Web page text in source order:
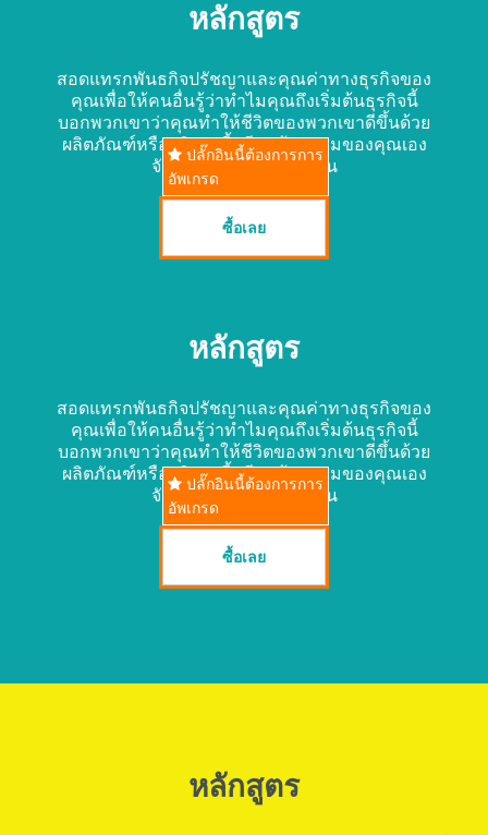
หลักสูตร
สอดแทรกพันธกิจปรัชญาและคุณค่าทางธุรกิจของ
คุณเพื่อให้คนอื่นรู้ว่าทำไมคุณถึงเริ่มต้นธุรกิจนี้
บอกพวกเขาว่าคุณทำให้ชีวิตของพวกเขาดีขึ้นด้วย
ผลิตภัณฑ์หรือบริการนี้ เขียนข้อความของคุณเอง
จัดรูปแบบแล้วกดเสร็จสิ้น
ปลั๊กอินนี้ต้องการการ
อัพเกรด
ซื้อเลย
หลักสูตร
สอดแทรกพันธกิจปรัชญาและคุณค่าทางธุรกิจของ
คุณเพื่อให้คนอื่นรู้ว่าทำไมคุณถึงเริ่มต้นธุรกิจนี้
บอกพวกเขาว่าคุณทำให้ชีวิตของพวกเขาดีขึ้นด้วย
ผลิตภัณฑ์หรือบริการนี้ เขียนข้อความของคุณเอง
จัดรูปแบบแล้วกดเสร็จสิ้น
ปลั๊กอินนี้ต้องการการ
อัพเกรด
ซื้อเลย
หลักสูตร